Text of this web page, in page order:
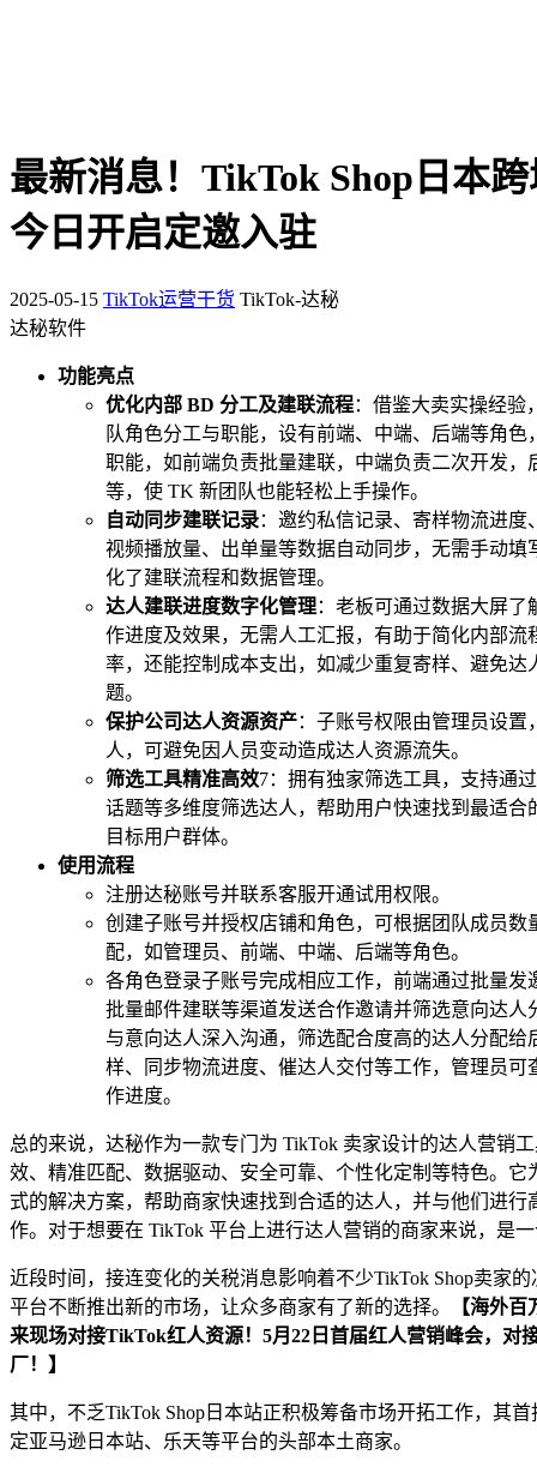
最新消息！TikTok Shop日本
今日开启定邀入驻
2025-05-15 TikTok运营干货 TikTok-达秘
达秘软件
功能亮点
优化内部 BD 分工及建联流程：借鉴大卖实操经验
队角色分工与职能，设有前端、中端、后端等角色
职能，如前端负责批量建联，中端负责二次开发，
等，使 TK 新团队也能轻松上手操作。
自动同步建联记录：邀约私信记录、寄样物流进度
视频播放量、出单量等数据自动同步，无需手动填
化了建联流程和数据管理。
达人建联进度数字化管理：老板可通过数据大屏了
作进度及效果，无需人工汇报，有助于简化内部流
率，还能控制成本支出，如减少重复寄样、避免达
题。
保护公司达人资源资产：子账号权限由管理员设置
人，可避免因人员变动造成达人资源流失。
筛选工具精准高效7：拥有独家筛选工具，支持通
话题等多维度筛选达人，帮助用户快速找到最适合
目标用户群体。
使用流程
注册达秘账号并联系客服开通试用权限。
创建子账号并授权店铺和角色，可根据团队成员数
配，如管理员、前端、中端、后端等角色。
各角色登录子账号完成相应工作，前端通过批量发
批量邮件建联等渠道发送合作邀请并筛选意向达人
与意向达人深入沟通，筛选配合度高的达人分配给
样、同步物流进度、催达人交付等工作，管理员可
作进度。
总的来说，达秘作为一款专门为 TikTok 卖家设计的达人营销
效、精准匹配、数据驱动、安全可靠、个性化定制等特色。它
式的解决方案，帮助商家快速找到合适的达人，并与他们进行
作。对于想要在 TikTok 平台上进行达人营销的商家来说，是
近段时间，接连变化的关税消息影响着不少TikTok Shop卖家
平台不断推出新的市场，让众多商家有了新的选择。
【海外百
来现场对接TikTok红人资源！ 5月22日首届红人营销峰会，对
厂！ 】
其中，不乏TikTok Shop日本站正积极筹备市场开拓工作， 其首
定亚马逊日本站、乐天等平台的头部本土商家。